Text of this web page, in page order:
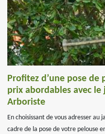
Profitez d’une pose de
prix abordables avec
Arboriste
En choisissant de vous adresser
cadre de la pose de votre pelouse